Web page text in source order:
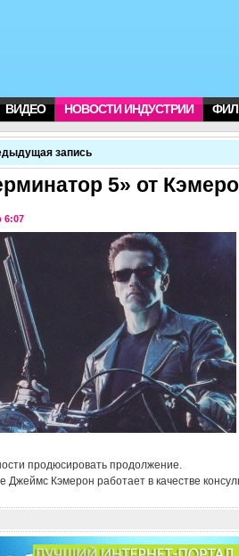
ВИДЕО НОВОСТИ ИНДУСТРИИ
запись
5» от
6:07
продюсировать продолжение.
Джеймс Кэмерон работает в качестве